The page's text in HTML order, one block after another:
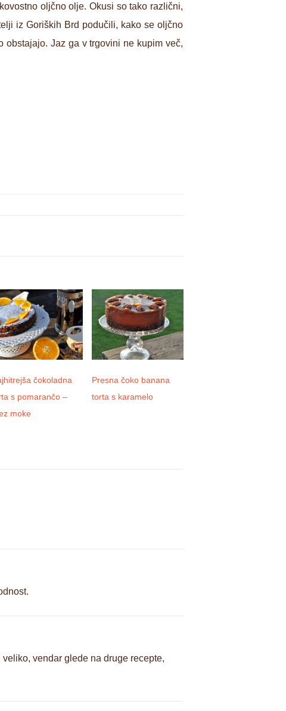
oljčno olje. Okusi so tako različni,
iz Goriških Brd podučili, kako se oljčno
Jaz ga v trgovini ne kupim več,
čokoladna
s pomarančo –
moke
Presna čoko banana
torta s karamelo
vendar glede na druge recepte,